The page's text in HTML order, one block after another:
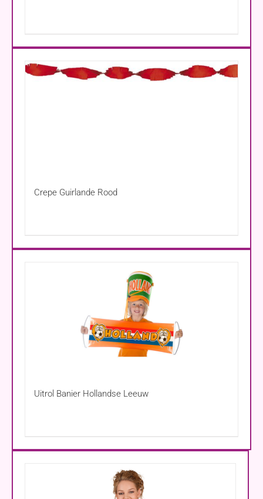
Crepe Guirlande Rood
Uitrol Banier Hollandse Leeuw